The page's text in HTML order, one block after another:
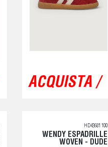
ACQUISTA /
HD43681 100
WENDY ESPADRILLE
WOVEN - DUDE